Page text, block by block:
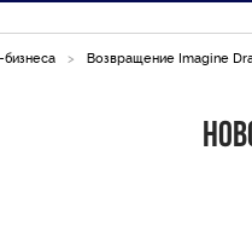
> Возвращение Imagine